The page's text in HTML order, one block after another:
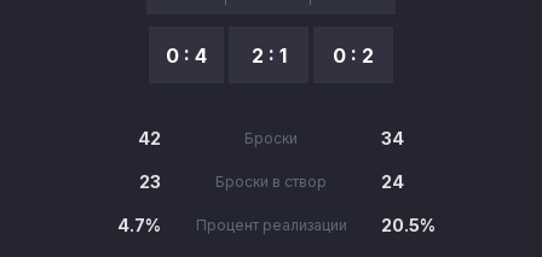
0 : 4 2 : 1 0 : 2
42 Броски 34
23 Броски в створ 24
4.7% Процент реализации 20.5%